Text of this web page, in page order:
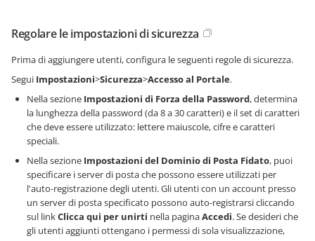
Regolare le impostazioni di sicurezza
Prima di aggiungere utenti, configura le seguenti regole di sicurezza.
Segui Impostazioni>Sicurezza>Accesso al Portale.
Nella sezione Impostazioni di Forza della Password, determina
la lunghezza della password (da 8 a 30 caratteri) e il set di caratteri
che deve essere utilizzato: lettere maiuscole, cifre e caratteri
speciali.
Nella sezione Impostazioni del Dominio di Posta Fidato, puoi
specificare i server di posta che possono essere utilizzati per
l'auto-registrazione degli utenti. Gli utenti con un account presso
un server di posta specificato possono auto-registrarsi cliccando
sul linkClicca qui per unirti nella paginaAccedi. Se desideri che
gli utenti aggiunti ottengano i permessi di sola visualizzazione,